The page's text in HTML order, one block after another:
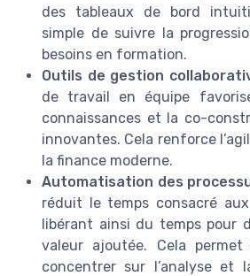
des tableaux de bord
simple de suivre la
besoins en formation.
Outils de gestion
de travail en équipe
connaissances et la co-
innovantes. Cela renforce
la finance moderne.
Automatisation des
réduit le temps consacré
libérant ainsi du temps pour
valeur ajoutée. Cela
concentrer sur l’analyse et